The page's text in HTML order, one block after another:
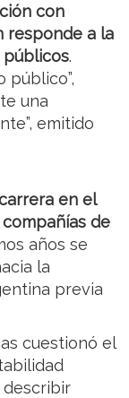
con
responde a la
públicos.
público”,
una
emitido
en el
de
años se
la
previa
cuestionó el
describir